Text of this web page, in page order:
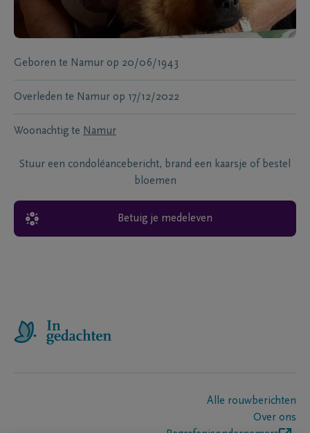
Geboren te Namur op 20/06/1943
Overleden te Namur op 17/12/2022
Woonachtig te Namur
Stuur een condoléancebericht, brand een kaarsje of bestel
bloemen
Betuig je medeleven
Alle rouwberichten
Over ons